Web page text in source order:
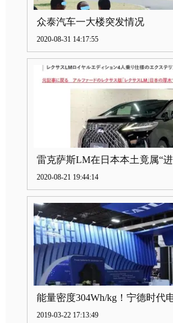
众泰汽车一大楼突发情况
2020-08-31 14:17:55
2020-08-21 19:44:14
2019-03-22 17:13:49